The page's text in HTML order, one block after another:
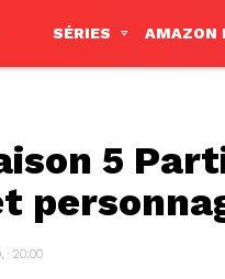
SÉRIES AMAZON
5
· 20:00